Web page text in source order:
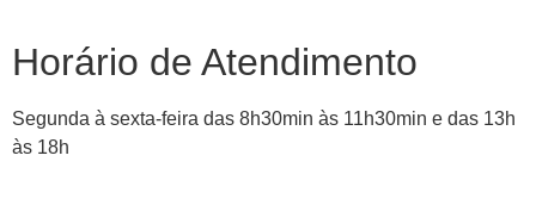
Horário de Atendimento
Segunda à sexta-feira das 8h30min às 11h30min e das 13h
às 18h